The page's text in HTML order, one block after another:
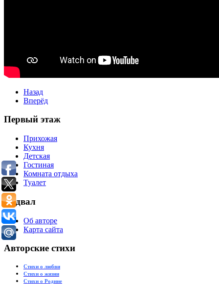
Назад
Вперёд
Первый этаж
Прихожая
Кухня
Детская
Гостиная
Комната отдыха
Туалет
Подвал
Об авторе
Карта сайта
Авторские стихи
Стихи о любви
Стихи о жизни
Стихи о Родине